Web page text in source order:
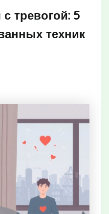
тревогой: 5
техник